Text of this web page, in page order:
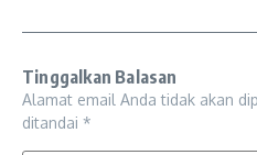
Tinggalkan Balasan
Alamat email Anda tidak akan
ditandai *